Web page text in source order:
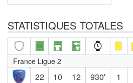
STATISTIQUES TOTALES
France Ligue 2
22 10 12 930′ 1